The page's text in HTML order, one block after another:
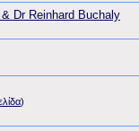
Dr Reinhard Buchaly
)